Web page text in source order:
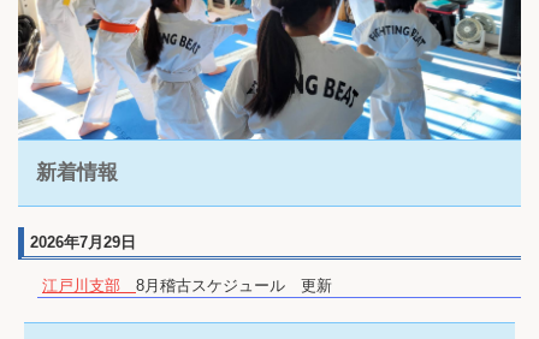
新着情報
2026年7月29日
江戸川支部 8月稽古スケジュール 更新